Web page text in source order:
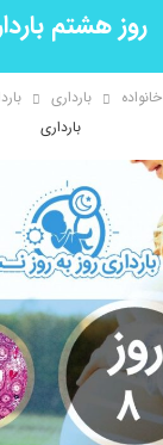
روز هشتم
خانواده بارداری
بارداری